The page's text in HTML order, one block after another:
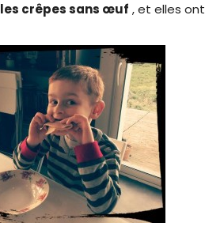
les crêpes sans œuf , et elles ont